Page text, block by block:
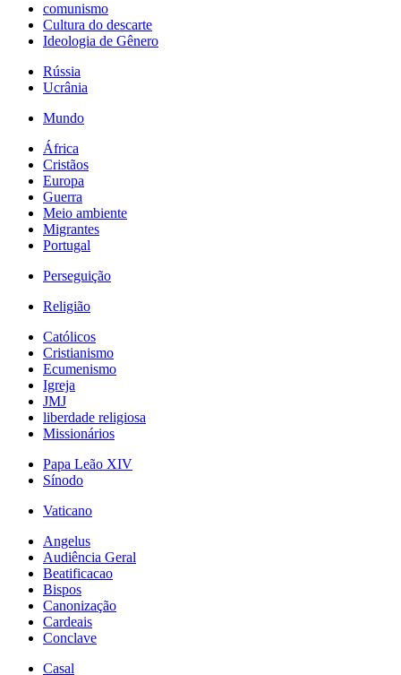
comunismo
Cultura do descarte
Ideologia de Gênero
Rússia
Ucrânia
Mundo
África
Cristãos
Europa
Guerra
Meio ambiente
Migrantes
Portugal
Perseguição
Religião
Católicos
Cristianismo
Ecumenismo
Igreja
JMJ
liberdade religiosa
Missionários
Papa Leão XIV
Sínodo
Vaticano
Angelus
Audiência Geral
Beatificacao
Bispos
Canonização
Cardeais
Conclave
Casal